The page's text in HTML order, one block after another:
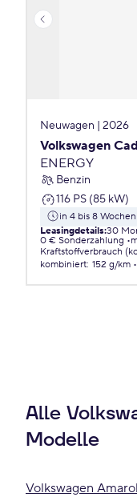
Neuwagen | 2026
Volkswagen
ENERGY
Benzin
116 PS (85 kW)
in 4 bis 8 Wochen
Leasingdetails:30
0 € Sonderzahlung
Kraftstoffverbrauch
kombiniert: 152 g/km
Alle
Modelle
Volkswagen